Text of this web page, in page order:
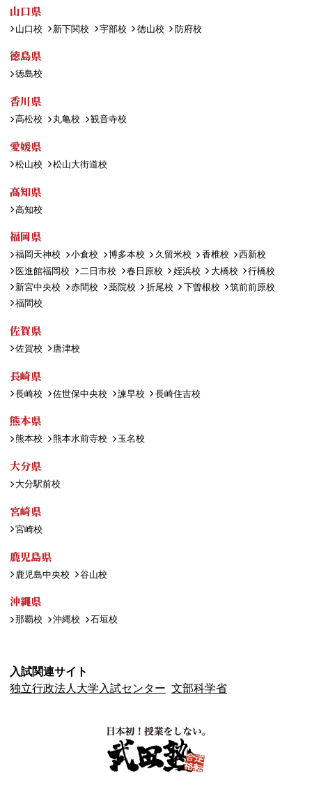
山口県
山口校 新下関校 宇部校 徳山校 防府校
徳島県
徳島校
香川県
高松校 丸亀校 観音寺校
愛媛県
松山校 松山大街道校
高知県
高知校
福岡県
福岡天神校 小倉校 博多本校 久留米校 香椎校
西新校
医進館福岡校
二日市校 春日原校 姪浜校 大橋校
行橋校
新宮中央校
赤間校 薬院校 折尾校 下曽根校
筑前前原校
福間校
佐賀県
佐賀校 唐津校
長崎県
長崎校 佐世保中央校 諫早校 長崎住吉校
熊本県
熊本校 熊本水前寺校 玉名校
大分県
大分駅前校
宮崎県
宮崎校
鹿児島県
鹿児島中央校 谷山校
沖縄県
那覇校 沖縄校 石垣校
入試関連サイト
独立行政法人大学入試センター 文部科学省